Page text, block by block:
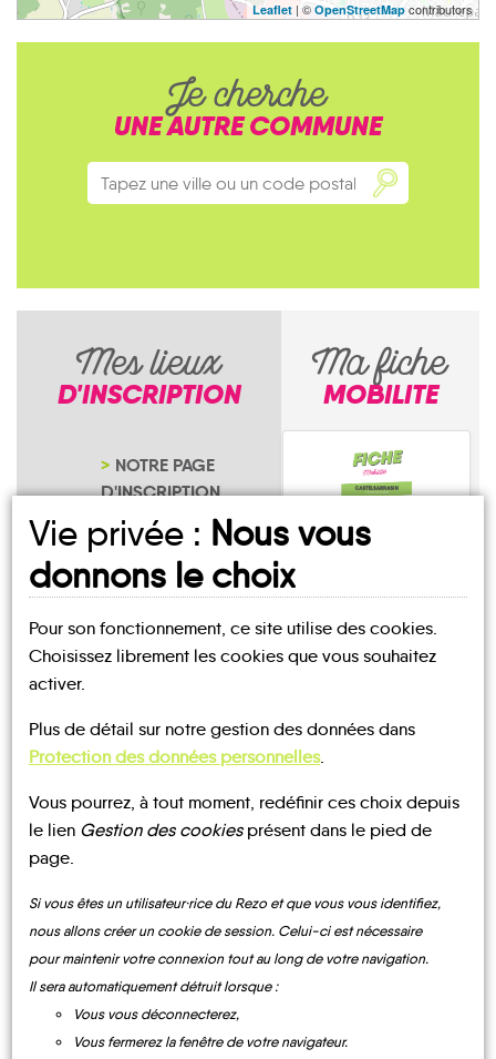
Leaflet | ©OpenStreetMap contributors
Je cherche
UNE AUTRE COMMUNE
Mes lieux
D'INSCRIPTION
NOTRE PAGE
D'INSCRIPTION
Ma fiche
MOBILITE
Jouars-
Pontchartrain
UN AVIS, UN TÉMOIGNAGE
À PARTAGER ?
CONTACTEZ-NOUS !
Vie privée : Nous vous
donnons le choix
Pour son fonctionnement, ce site utilise des cookies.
Choisissez librement les cookies que vous souhaitez
activer.
Plus de détail sur notre gestion des données dans
Protection des données personnelles.
Vous pourrez, à tout moment, redéfinir ces choix depuis
le lien Gestion des cookiesprésent dans le pied de
page.
Si vous êtes un utilisateur·rice du Rezo et que vous vous identifiez,
nous allons créer un cookie de session. Celui-ci est nécessaire
pour maintenir votre connexion tout au long de votre navigation.
Il sera automatiquement détruit lorsque :
Vous vous déconnecterez,
Vous fermerez la fenêtre de votre navigateur.